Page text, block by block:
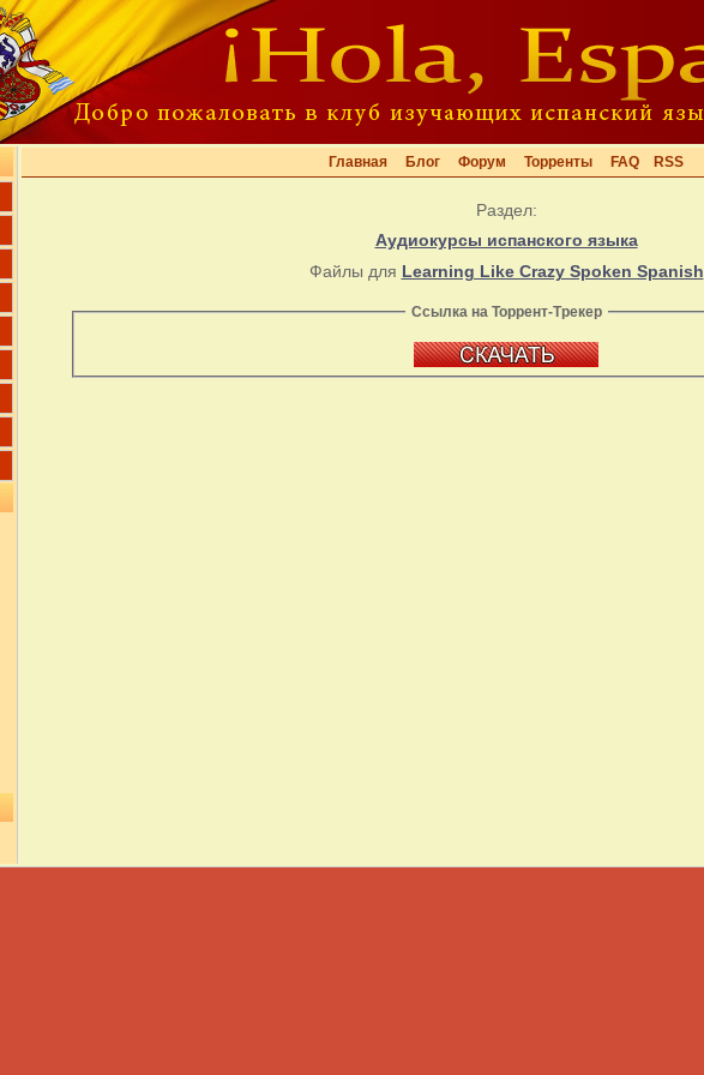
Главная Блог Форум Торренты FAQ RSS
Раздел:
Аудиокурсы испанского языка
Файлы для Learning Like Crazy Spoken Spanish
Ссылка на Торрент-Трекер